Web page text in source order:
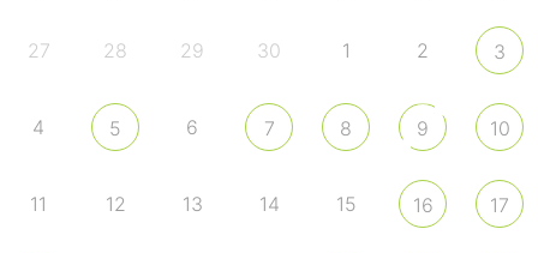
27 28 29 30 1 2 3
4 5 6 7 8 9 10
11 12 13 14 15 16 17